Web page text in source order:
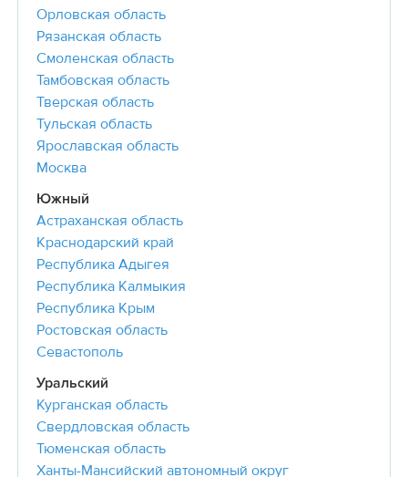
Орловская область
Рязанская область
Смоленская область
Тамбовская область
Тверская область
Тульская область
Ярославская область
Москва
Южный
Астраханская область
Краснодарский край
Республика Адыгея
Республика Калмыкия
Республика Крым
Ростовская область
Севастополь
Уральский
Курганская область
Свердловская область
Тюменская область
Ханты-Мансийский автономный округ